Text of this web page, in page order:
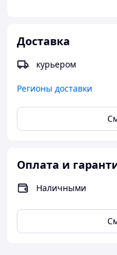
Доставка
курьером
Регионы доставки
Оплата и
Наличными